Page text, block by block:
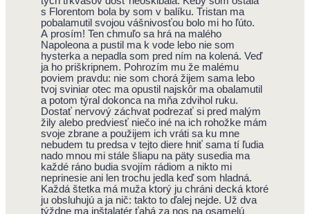
s Florentom bola by som v balíku. Tristan ma
pobalamutil svojou vášnivosťou bolo mi ho ľúto.
A prosím! Ten chmuľo sa hrá na malého
Napoleona a pustil ma k vode lebo nie som
hysterka a nepadla som pred ním na kolená. Veď
ja ho priškripnem. Pohrozím mu že malému
poviem pravdu: nie som chorá žijem sama lebo
tvoj sviniar otec ma opustil najskôr ma obalamutil
a potom týral dokonca na mňa zdvihol ruku.
Dostať nervový záchvat podrezať si pred malým
žily alebo predviesť niečo iné na ich rohožke mám
svoje zbrane a použijem ich vráti sa ku mne
nebudem tu predsa v tejto diere hniť sama tí ľudia
nado mnou mi stále šliapu na päty susedia ma
každé ráno budia svojím rádiom a nikto mi
neprinesie ani len trochu jedla keď som hladná.
Každá štetka má muža ktorý ju chráni decká ktoré
ju obsluhujú a ja nič: takto to ďalej nejde. Už dva
týždne ma inštalatér ťahá za nos na osamelú